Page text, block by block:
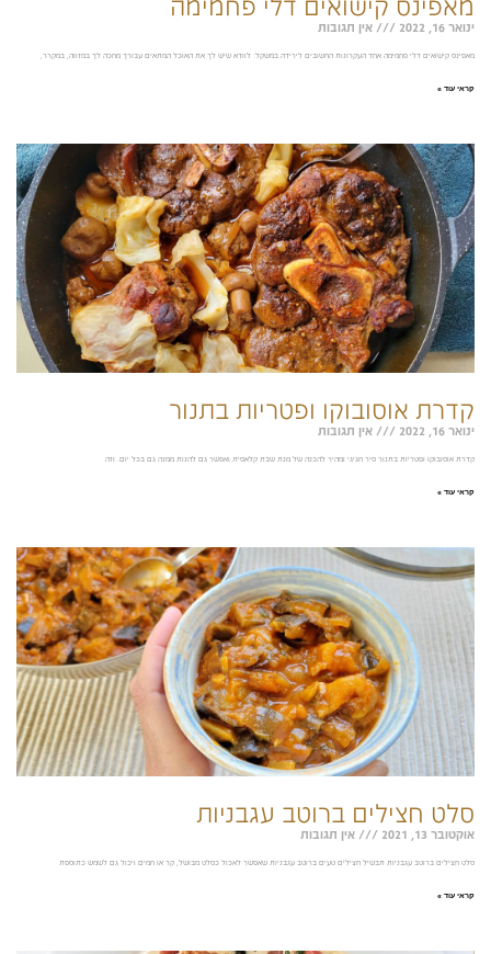
מאפינס קישואים דלי פחמימה
ינואר 16, 2022 אין תגובות
מאפינס קישואים דלי פחמימה אחד העקרונות החשובים לירידה במשקל: לוודא שיש לך את האוכל המתאים עבורך מחכה לך במזווה, במקרר,
קראי עוד »
קדרת אוסובוקו ופטריות בתנור
ינואר 16, 2022 אין תגובות
קדרת אוסובוקו ופטריות בתנור סיר חגיגי ומהיר להכנה של מנת שבת קלאסית ואפשר גם להנות ממנה גם בכל יום. וזה
קראי עוד »
סלט חצילים ברוטב עגבניות
אוקטובר 13, 2021 אין תגובות
סלט חצילים ברוטב עגבניות תבשיל חצילים טעים ברוטב עגבניות שאפשר לאכול כסלט מבושל, קר או חמים ויכול גם לשמש כתוספת
קראי עוד »